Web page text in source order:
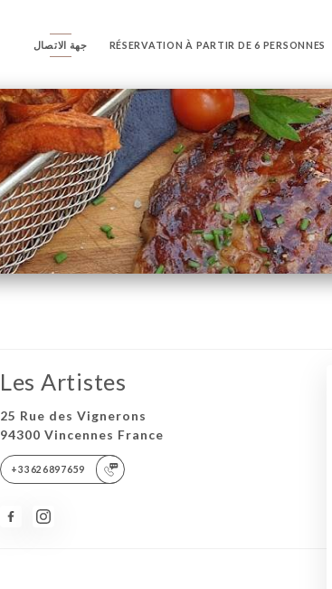
RÉSERVATION À PARTIR DE 6 PERSONNES جهة الاتصال
Les Artistes
25 Rue des Vignerons
94300 Vincennes France
+33626897659